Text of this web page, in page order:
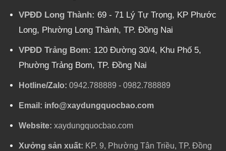
VPĐD Long Thành: 69 - 71 Lý Tự Trọng, KP Phước
Long, Phường Long Thành, TP. Đồng Nai
VPĐD Trảng Bom: 120 Đường 30/4, Khu Phố 5,
Phường Trảng Bom, TP. Đồng Nai
Hotline/Zalo: 0942.788889 - 0982.788889
Email: info@xaydungquocbao.com
Website: xaydungquocbao.com
Xưởng sản xuất: KP. 9, Phường Tân Triều, TP. Đồng